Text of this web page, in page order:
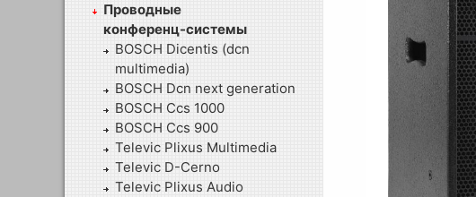
Проводные
конференц-системы
BOSCH Dicentis (dcn
multimedia)
BOSCH Dcn next generation
BOSCH Ccs 1000
BOSCH Ccs 900
Televic Plixus Multimedia
Televic D-Cerno
Televic Plixus Audio